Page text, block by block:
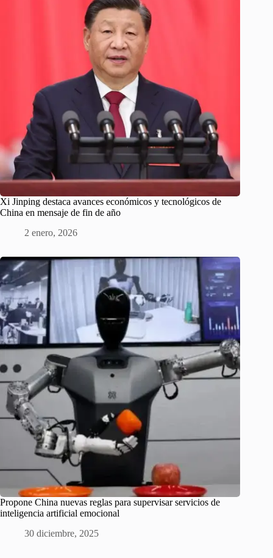
Xi Jinping destaca avances económicos y tecnológicos de
China en mensaje de fin de año
2 enero, 2026
Propone China nuevas reglas para supervisar servicios de
inteligencia artificial emocional
30 diciembre, 2025